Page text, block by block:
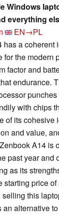
Windows
everything
EN→PL
has a coherent
for the modern
factor and
endurance.
with chips
of its cohesive
and value,
A14 is
past year and
as its
starting price
this
alternative